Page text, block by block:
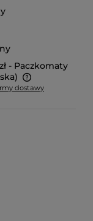
- Paczkomaty
płatności
dostawy